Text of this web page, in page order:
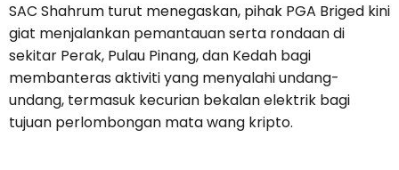
SAC Shahrum turut menegaskan, pihak PGA Briged kini
giat menjalankan pemantauan serta rondaan di
sekitar Perak, Pulau Pinang, dan Kedah bagi
membanteras aktiviti yang menyalahi undang-
undang, termasuk kecurian bekalan elektrik bagi
tujuan perlombongan mata wang kripto.